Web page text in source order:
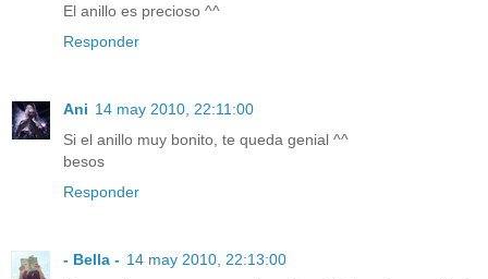
El anillo es precioso ^^
Responder
Ani 14 may 2010, 22:11:00
Si el anillo muy bonito, te queda genial ^^
besos
Responder
- Bella - 14 may 2010, 22:13:00